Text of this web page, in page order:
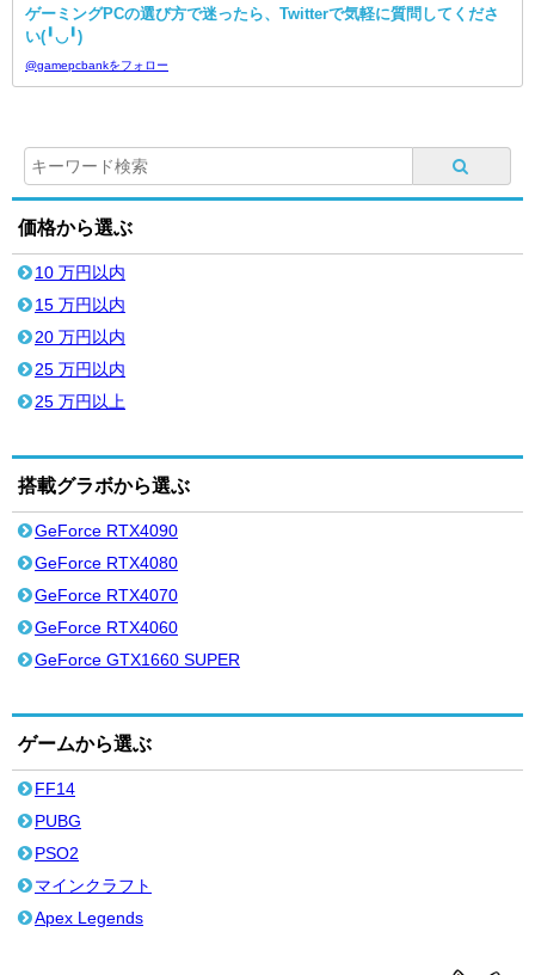
ゲーミングPCの選び方で迷ったら、Twitterで気軽に質問してくださ
い(╹◡╹)
@gamepcbankをフォロー
価格から選ぶ
10 万円以内
15 万円以内
20 万円以内
25 万円以内
25 万円以上
搭載グラボから選ぶ
GeForce RTX4090
GeForce RTX4080
GeForce RTX4070
GeForce RTX4060
GeForce GTX1660 SUPER
ゲームから選ぶ
FF14
PUBG
PSO2
マインクラフト
Apex Legends